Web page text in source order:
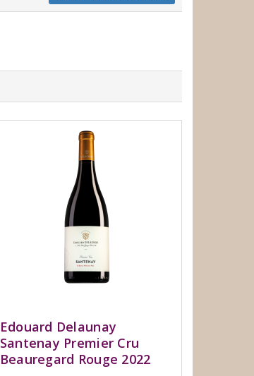
Edouard Delaunay
Santenay Premier Cru
Beauregard Rouge 2022